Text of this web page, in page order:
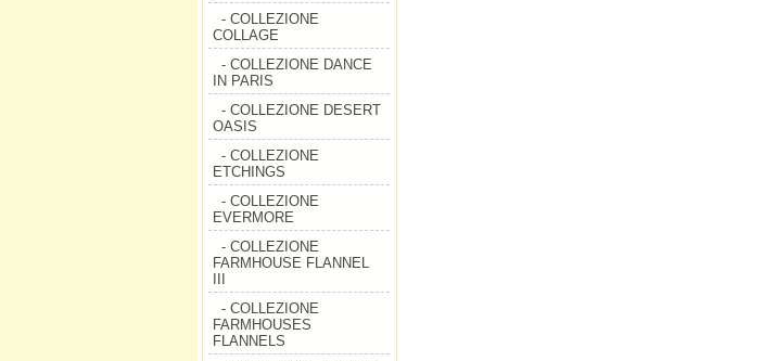
- COLLEZIONE
COLLAGE
- COLLEZIONE DANCE
IN PARIS
- COLLEZIONE DESERT
OASIS
- COLLEZIONE
ETCHINGS
- COLLEZIONE
EVERMORE
- COLLEZIONE
FARMHOUSE FLANNEL
- COLLEZIONE
FARMHOUSES
FLANNELS